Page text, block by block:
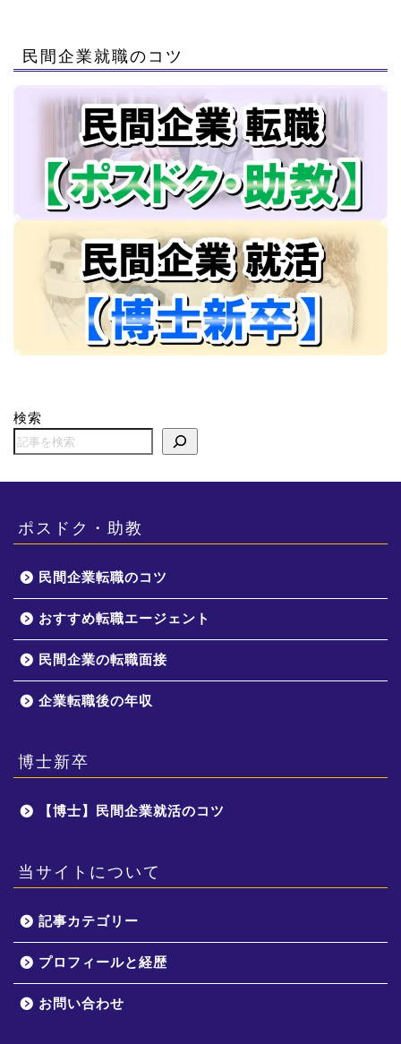
民間企業就職のコツ
検索
ポスドク・助教
民間企業転職のコツ
おすすめ転職エージェント
民間企業の転職面接
企業転職後の年収
博士新卒
【博士】民間企業就活のコツ
当サイトについて
記事カテゴリー
プロフィールと経歴
お問い合わせ